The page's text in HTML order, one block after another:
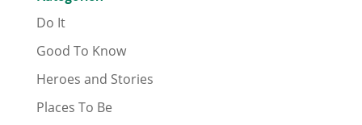
Do It
Good To Know
Heroes and Stories
Places To Be